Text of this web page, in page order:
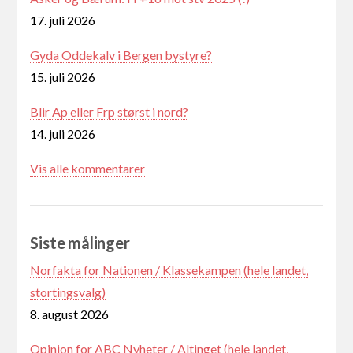
17. juli 2026
Gyda Oddekalv i Bergen bystyre?
15. juli 2026
Blir Ap eller Frp størst i nord?
14. juli 2026
Vis alle kommentarer
Siste målinger
Norfakta for Nationen / Klassekampen (hele landet,
stortingsvalg)
8. august 2026
Opinion for ABC Nyheter / Altinget (hele landet,